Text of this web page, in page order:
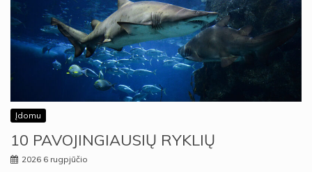
Įdomu
10 PAVOJINGIAUSIŲ RYKLIŲ
2026 6 rugpjūčio